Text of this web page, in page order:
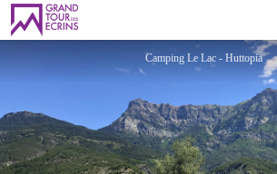
Camping Le Lac
Camping Le Lac - Huttopia